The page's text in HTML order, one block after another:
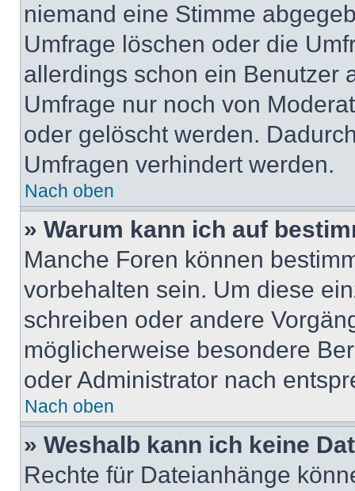
niemand eine Stimme
Umfrage löschen oder die
allerdings schon ein Benutzer
Umfrage nur noch von
oder gelöscht werden.
Umfragen verhindert werden.
Nach oben
» Warum kann ich auf
Manche Foren können
vorbehalten sein. Um diese
schreiben oder andere
möglicherweise besondere
oder Administrator nach
Nach oben
» Weshalb kann ich keine
Rechte für Dateianhänge